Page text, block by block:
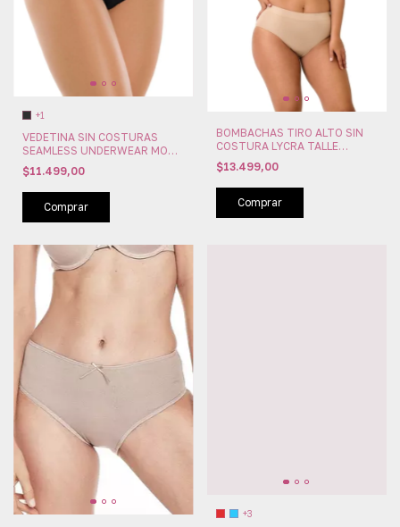
+1
VEDETINA SIN COSTURAS
SEAMLESS UNDERWEAR MORA
(MO1628)
$11.499,00
Comprar
BOMBACHAS TIRO ALTO SIN
COSTURA LYCRA TALLE
GRANDE MORA (MO1612)
$13.499,00
Comprar
+3